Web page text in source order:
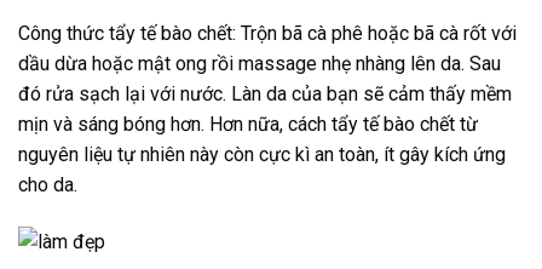
Công thức tẩy tế bào chết: Trộn bã cà phê hoặc bã cà rốt với
dầu dừa hoặc mật ong rồi massage nhẹ nhàng lên da. Sau
đó rửa sạch lại với nước. Làn da của bạn sẽ cảm thấy mềm
mịn và sáng bóng hơn. Hơn nữa, cách tẩy tế bào chết từ
nguyên liệu tự nhiên này còn cực kì an toàn, ít gây kích ứng
cho da.